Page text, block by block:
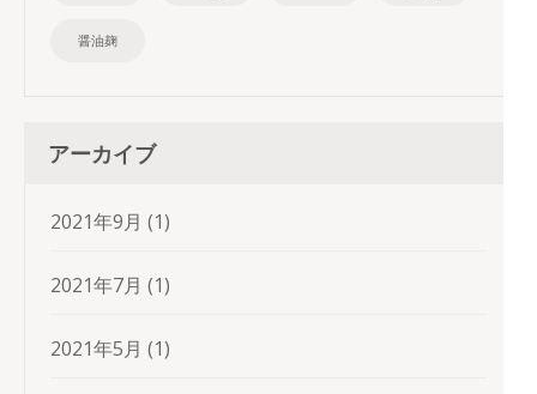
醤油麹
アーカイブ
2021年9月 (1)
2021年7月 (1)
2021年5月 (1)